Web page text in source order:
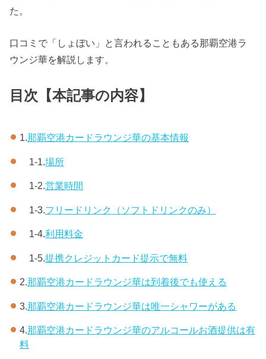
た。
口コミで「しょぼい」と言われることもある那覇空港ラ
ウンジ華を解説します。
目次【本記事の内容】
1.那覇空港カードラウンジ華の基本情報
1-1.場所
1-2.営業時間
1-3.フリードリンク（ソフトドリンクのみ）
1-4.利用料金
1-5.提携クレジットカード提示で無料
2.那覇空港カードラウンジ華は到着後でも使える
3.那覇空港カードラウンジ華は唯一シャワーがある
4.那覇空港カードラウンジ華のアルコールお酒提供は有
料